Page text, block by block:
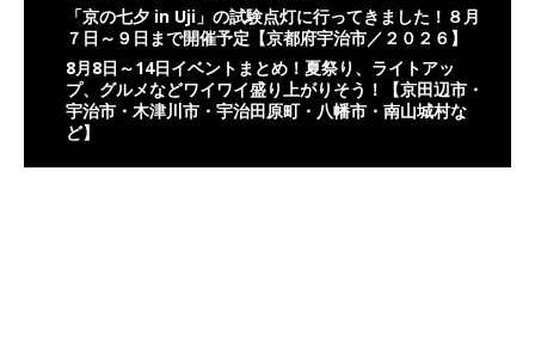
「京の七夕 in Uji」の試験点灯に行ってきました！８月
７日～９日まで開催予定【京都府宇治市／２０２６】
8月8日～14日イベントまとめ！夏祭り、ライトアッ
プ、グルメなどワイワイ盛り上がりそう！【京田辺市・
宇治市・木津川市・宇治田原町・八幡市・南山城村な
ど】